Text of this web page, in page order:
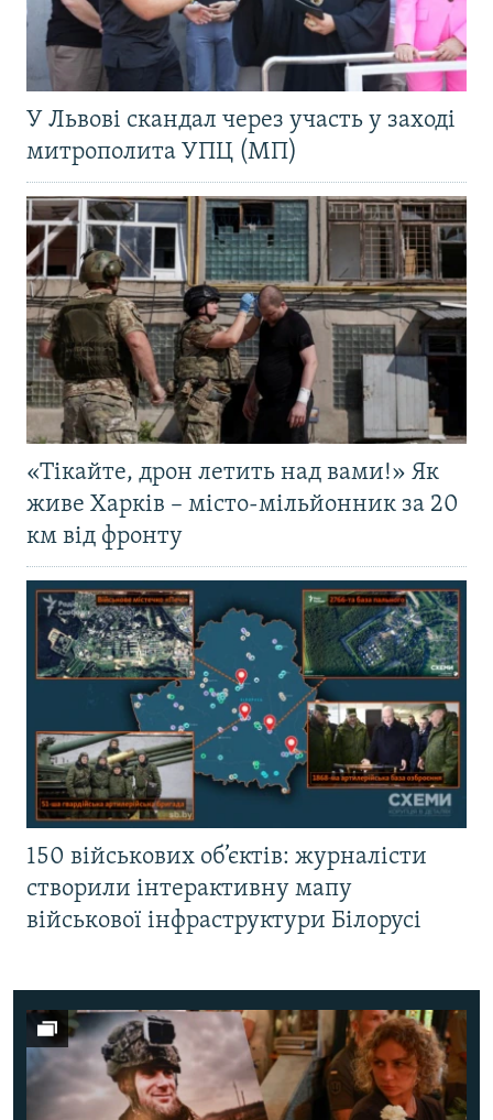
У Львові скандал через участь у заході
митрополита УПЦ (МП)
«Тікайте, дрон летить над вами!» Як
живе Харків – місто-мільйонник за 20
км від фронту
150 військових об’єктів: журналісти
створили інтерактивну мапу
військової інфраструктури Білорусі